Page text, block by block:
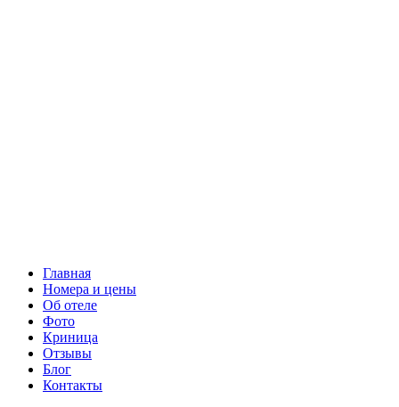
Главная
Номера и цены
Об отеле
Фото
Криница
Отзывы
Блог
Контакты